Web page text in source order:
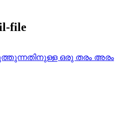
file
ഒരു തരം അരം